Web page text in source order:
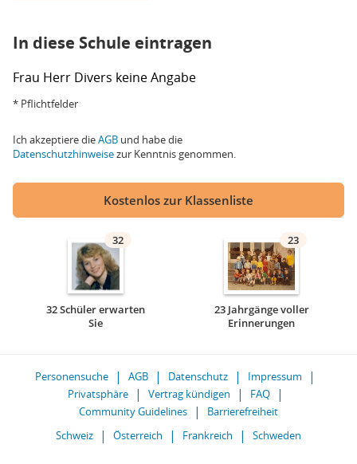
In diese Schule eintragen
Frau Herr Divers keine Angabe
* Pflichtfelder
Ich akzeptiere dieAGB und habe die
Datenschutzhinweisezur Kenntnis genommen.
Kostenlos zur Klassenliste
32
32 Schüler erwarten
Sie
23
23 Jahrgänge voller
Erinnerungen
Personensuche AGB Datenschutz
Impressum
Privatsphäre
Vertrag kündigen
FAQ
Community Guidelines
Barrierefreiheit
Schweiz
Österreich Frankreich Schweden